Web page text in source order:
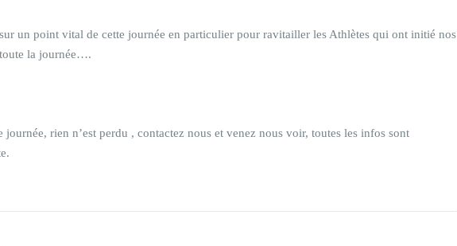
un point vital de cette journée en particulier pour ravitailler les Athlètes qui ont initié nos
la journée….
journée, rien n’est perdu , contactez nous et venez nous voir, toutes les infos sont